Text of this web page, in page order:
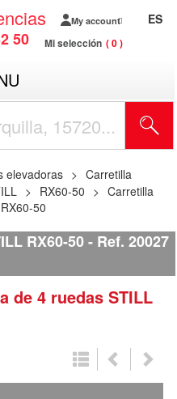
50
My account
Mi selección 0
ES
elevadoras
Carretilla
RX60-50
Carretilla
50
RX60-50 Ref. 20027
de 4 ruedas STILL